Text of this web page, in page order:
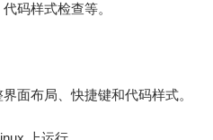
码样式检查等。
面布局、快捷键和代码样式。